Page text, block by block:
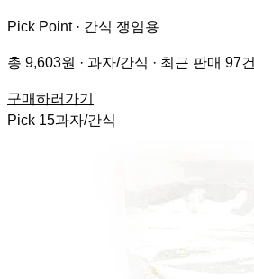
Pick Point · 간식 쟁임용
총 9,603원 · 과자/간식 · 최근 판매 97건
구매하러가기
Pick 15과자/간식